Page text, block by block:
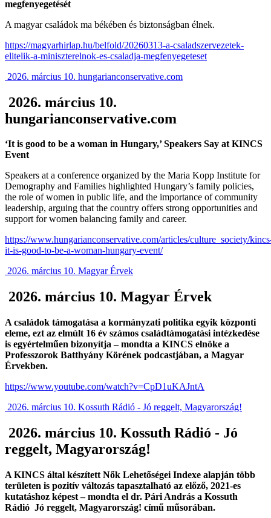
megfenyegetését
A magyar családok ma békében és biztonságban élnek.
https://magyarhirlap.hu/belfold/20260313-a-csaladszervezetek-
elitelik-a-miniszterelnok-es-csaladja-megfenyegeteset
2026. március 10. hungarianconservative.com
2026. március 10.
hungarianconservative.com
‘It is good to be a woman in Hungary,’ Speakers Say at KINCS
Event
Speakers at a conference organized by the Maria Kopp Institute for
Demography and Families highlighted Hungary’s family policies,
the role of women in public life, and the importance of community
leadership, arguing that the country offers strong opportunities and
support for women balancing family and career.
https://www.hungarianconservative.com/articles/culture_society/
it-is-good-to-be-a-woman-hungary-event/
2026. március 10. Magyar Érvek
2026. március 10. Magyar Érvek
A családok támogatása a kormányzati politika egyik központi
eleme, ezt az elmúlt 16 év számos családtámogatási intézkedése
is egyértelműen bizonyítja – mondta a KINCS elnöke a
Professzorok Batthyány Körének podcastjában, a Magyar
Érvekben.
https://www.youtube.com/watch?v=CpD1uKAJntA
2026. március 10. Kossuth Rádió - Jó reggelt, Magyarország!
2026. március 10. Kossuth Rádió - Jó
reggelt, Magyarország!
A KINCS által készített Nők Lehetőségei Indexe alapján több
területen is pozitív változás tapasztalható az előző, 2021-es
kutatáshoz képest – mondta el dr. Pári András a Kossuth
Rádió Jó reggelt, Magyarország! című műsorában.